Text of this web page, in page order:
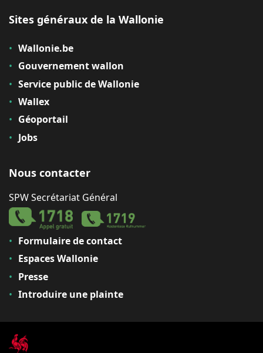
Sites généraux de la Wallonie
Wallonie.be
Gouvernement wallon
Service public de Wallonie
Wallex
Géoportail
Jobs
Nous contacter
SPW Secrétariat Général
Formulaire de contact
Espaces Wallonie
Presse
Introduire une plainte